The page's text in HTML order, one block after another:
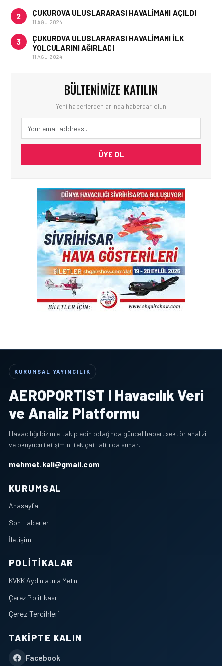
2 ÇUKUROVA ULUSLARARASI HAVALIMANI AÇILDI
11 AĞU 2024
3
ÇUKUROVA ULUSLARARASI HAVALIMANI İLK
YOLCULARINI AĞIRLADI
11 AĞU 2024
BÜLTENIMIZE KATILIN
Yeni haberlerden anında haberdar olun
ÜYE OL
KURUMSAL YAYINCILIK
AEROPORTIST I Havacılık Veri
ve Analiz Platformu
Havacılığı bizimle takip edin odağında güncel haber, sektör analizi
ve okuyucu iletişimini tek çatı altında sunar.
mehmet.kali@gmail.com
KURUMSAL
Anasayfa
Son Haberler
İletişim
POLITIKALAR
KVKK Aydınlatma Metni
Çerez Politikası
Çerez Tercihleri
TAKIPTE KALIN
Facebook